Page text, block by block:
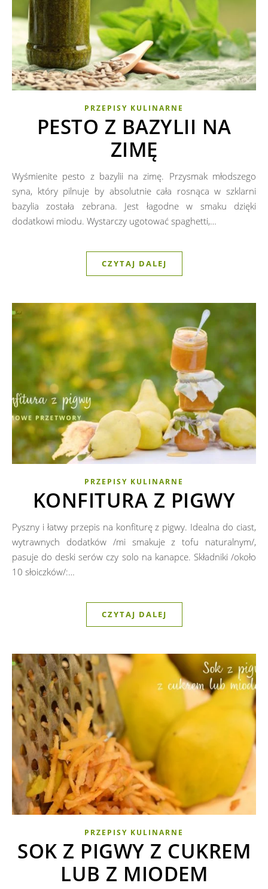
PRZEPISY KULINARNE
PESTO Z BAZYLII NA
ZIMĘ
Wyśmienite pesto z bazylii na zimę. Przysmak młodszego
syna, który pilnuje by absolutnie cała rosnąca w szklarni
bazylia została zebrana. Jest łagodne w smaku dzięki
dodatkowi miodu. Wystarczy ugotować spaghetti,…
CZYTAJ DALEJ
PRZEPISY KULINARNE
KONFITURA Z PIGWY
Pyszny i łatwy przepis na konfiturę z pigwy. Idealna do ciast,
wytrawnych dodatków /mi smakuje z tofu naturalnym/,
pasuje do deski serów czy solo na kanapce. Składniki /około
10 słoiczków/:…
CZYTAJ DALEJ
PRZEPISY KULINARNE
SOK Z PIGWY Z CUKREM
LUB Z MIODEM